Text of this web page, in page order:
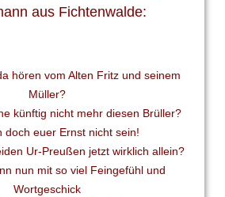
aus Fichtenwalde:
hören vom Alten Fritz und seinem
Müller?
künftig nicht mehr diesen Brüller?
doch euer Ernst nicht sein!
Ur-Preußen jetzt wirklich allein?
nun mit so viel Feingefühl und
Wortgeschick